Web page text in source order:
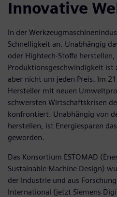
Innovative
In der
Schnelligkeit an. Unabhängig
oder Hightech-Stoffe herstellen,
Produktionsgeschwindigkeit ist
aber nicht um jeden Preis. Im
Hersteller mit neuen
schwersten Wirtschaftskrisen
konfrontiert. Unabhängig von
herstellen, ist Energiesparen
geworden.
Das Konsortium ESTOMAD
Sustainable Machine Design)
der Industrie und aus
International (jetzt Siemens